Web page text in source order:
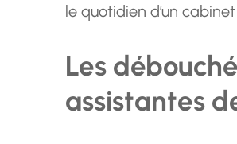
le quotidien d’un
Les
assistantes